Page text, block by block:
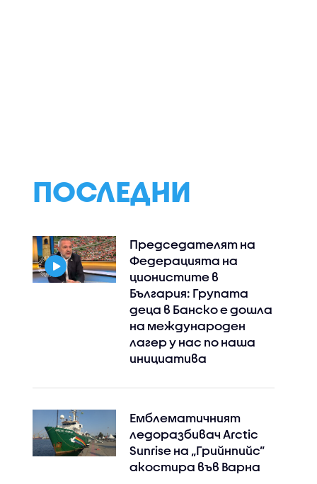
ПОСЛЕДНИ
Председателят на
Федерацията на
ционистите в
България: Групата
деца в Банско е дошла
на международен
лагер у нас по наша
инициатива
Емблематичният
ледоразбивач Arctic
Sunrise на „Грийнпийс”
акостира във Варна